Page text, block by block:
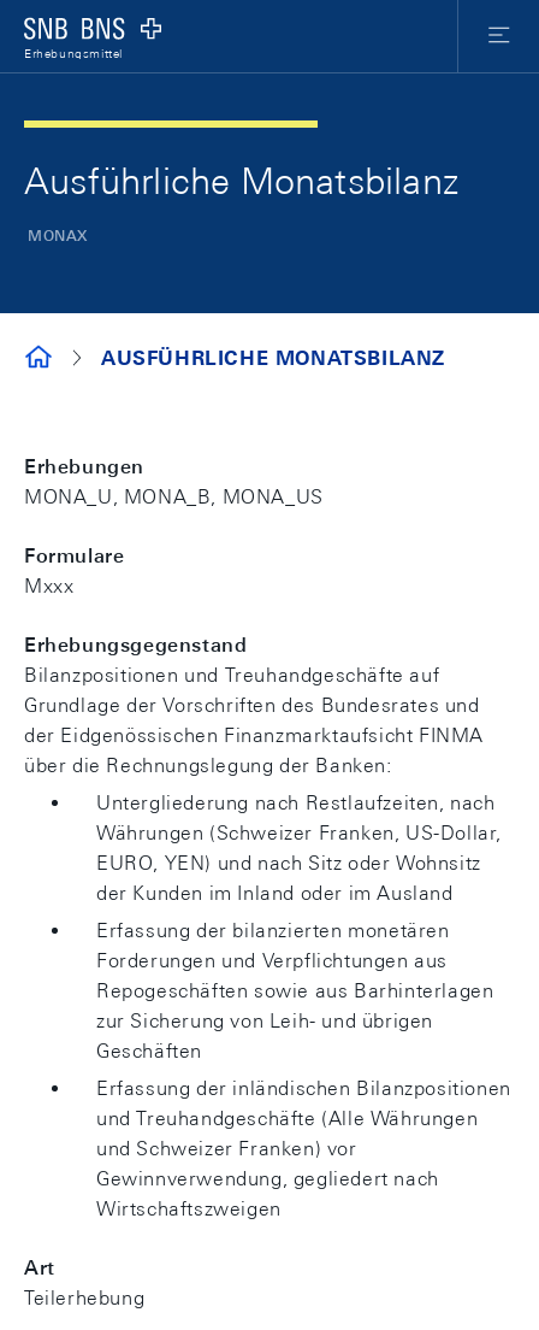
Logo
Erhebungsmittel
Menu
Ausführliche Monatsbilanz
MONAX
ERHEBUNGSMITTEL
AUSFÜHRLICHE MONATSBILANZ
Erhebungen
MONA_U, MONA_B, MONA_US
Formulare
Mxxx
Erhebungsgegenstand
Bilanzpositionen und Treuhandgeschäfte auf
Grundlage der Vorschriften des Bundesrates und
der Eidgenössischen Finanzmarktaufsicht FINMA
über die Rechnungslegung der Banken:
Untergliederung nach Restlaufzeiten, nach
Währungen (Schweizer Franken, US-Dollar,
EURO, YEN) und nach Sitz oder Wohnsitz
der Kunden im Inland oder im Ausland
Erfassung der bilanzierten monetären
Forderungen und Verpflichtungen aus
Repogeschäften sowie aus Barhinterlagen
zur Sicherung von Leih- und übrigen
Geschäften
Erfassung der inländischen Bilanzpositionen
und Treuhandgeschäfte (Alle Währungen
und Schweizer Franken) vor
Gewinnverwendung, gegliedert nach
Wirtschaftszweigen
Art
Teilerhebung